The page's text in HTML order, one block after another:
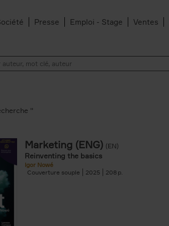
Presse Emploi - Stage Ventes
''
Marketing (ENG) (EN)
Reinventing the basics
Igor Nowé
Couverture souple
2025 208